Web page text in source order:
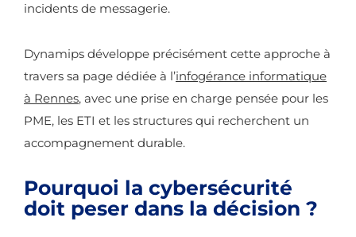
incidents de messagerie.
Dynamips développe précisément cette approche à
travers sa page dédiée à l’infogérance informatique
à Rennes, avec une prise en charge pensée pour les
PME, les ETI et les structures qui recherchent un
accompagnement durable.
Pourquoi la cybersécurité
doit peser dans la décision ?